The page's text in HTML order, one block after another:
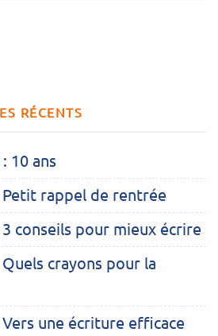
RÉCENTS
10 ans
rappel de rentrée
conseils pour mieux écrire
crayons pour la
une écriture efficace